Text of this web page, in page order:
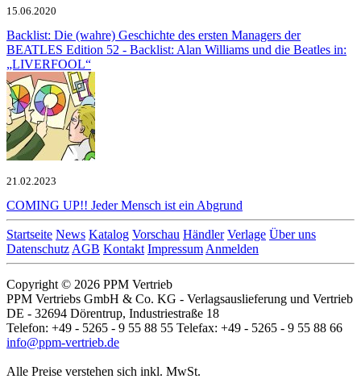
15.06.2020
Backlist: Die (wahre) Geschichte des ersten Managers der
BEATLES Edition 52 - Backlist: Alan Williams und die Beatles in:
„LIVERFOOL“
21.02.2023
COMING UP!! Jeder Mensch ist ein Abgrund
Startseite News Katalog Vorschau Händler Verlage Über uns
Datenschutz AGB Kontakt Impressum Anmelden
Copyright © 2026 PPM Vertrieb
PPM Vertriebs GmbH & Co. KG - Verlagsauslieferung und Vertrieb
DE - 32694 Dörentrup, Industriestraße 18
Telefon: +49 - 5265 - 9 55 88 55 Telefax: +49 - 5265 - 9 55 88 66
info@ppm-vertrieb.de
Alle Preise verstehen sich inkl. MwSt.